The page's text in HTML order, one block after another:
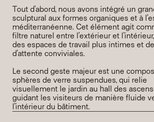
Tout d’abord, nous avons intégré un
sculptural aux formes organiques et à
méditerranéenne. Cet élément agit
filtre naturel entre l’extérieur et
des espaces de travail plus intimes et
d’attente conviviales.
Le second geste majeur est une
sphères de verre suspendues, qui relie
visuellement le jardin au hall des
guidant les visiteurs de manière fluide
l’intérieur du bâtiment.